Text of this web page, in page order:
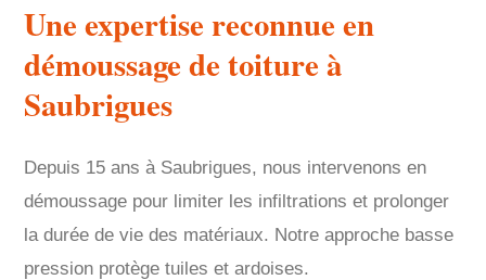
Une expertise reconnue en
démoussage de toiture à
Saubrigues
Depuis 15 ans à Saubrigues, nous intervenons en
démoussage pour limiter les infiltrations et prolonger
la durée de vie des matériaux. Notre approche basse
pression protège tuiles et ardoises.